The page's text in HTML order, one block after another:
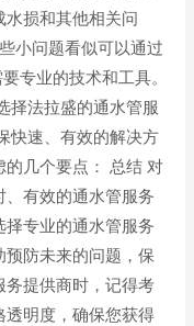
损和其他相关问
小问题看似可以通过
专业的技术和工具。
择法拉盛的通水管服
快速、有效的解决方
几个要点： 总结 对
有效的通水管服务
专业的通水管服务
防未来的问题，保
务提供商时，记得考
透明度，确保您获得